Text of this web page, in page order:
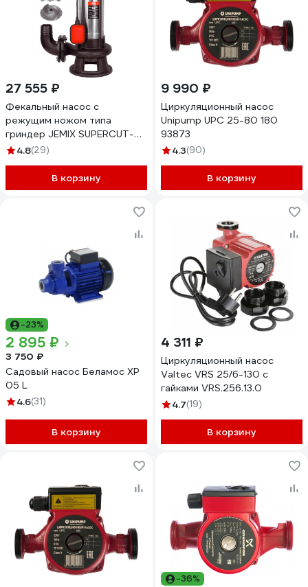
27 555 ₽
Фекальный насос с
режущим ножом типа
гриндер JEMIX SUPERCUT-
2200 87567
4.8(29)
В корзину
9 990 ₽
Циркуляционный насос
Unipump UPС 25-80 180
93873
4.3(90)
В корзину
-23%
2 895 ₽
3 750 ₽
Садовый насос Беламос XP
05 L
4.6(31)
В корзину
4 311 ₽
Циркуляционный насос
Valtec VRS 25/6-130 с
гайками VRS.256.13.0
4.7(19)
В корзину
-36%